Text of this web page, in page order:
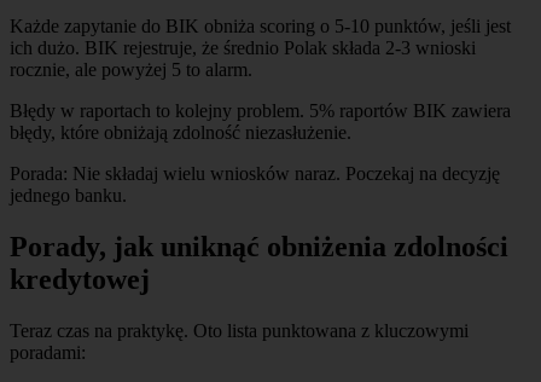
Każde zapytanie do BIK obniża scoring o 5-10 punktów, jeśli jest
ich dużo. BIK rejestruje, że średnio Polak składa 2-3 wnioski
rocznie, ale powyżej 5 to alarm.
Błędy w raportach to kolejny problem. 5% raportów BIK zawiera
błędy, które obniżają zdolność niezasłużenie.
Porada: Nie składaj wielu wniosków naraz. Poczekaj na decyzję
jednego banku.
Porady, jak uniknąć obniżenia zdolności
kredytowej
Teraz czas na praktykę. Oto lista punktowana z kluczowymi
poradami: